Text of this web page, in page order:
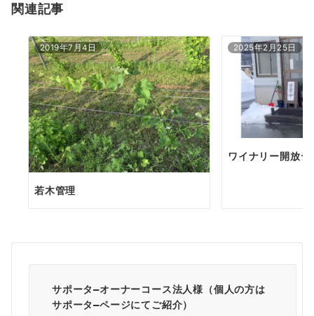
ン
関連記事
2019年7月4日
若木管理
2025年2月25日
ワイナリー開放
サポータ―オーナーコース法人様（個人の方は
サポータ―ページにてご紹介）